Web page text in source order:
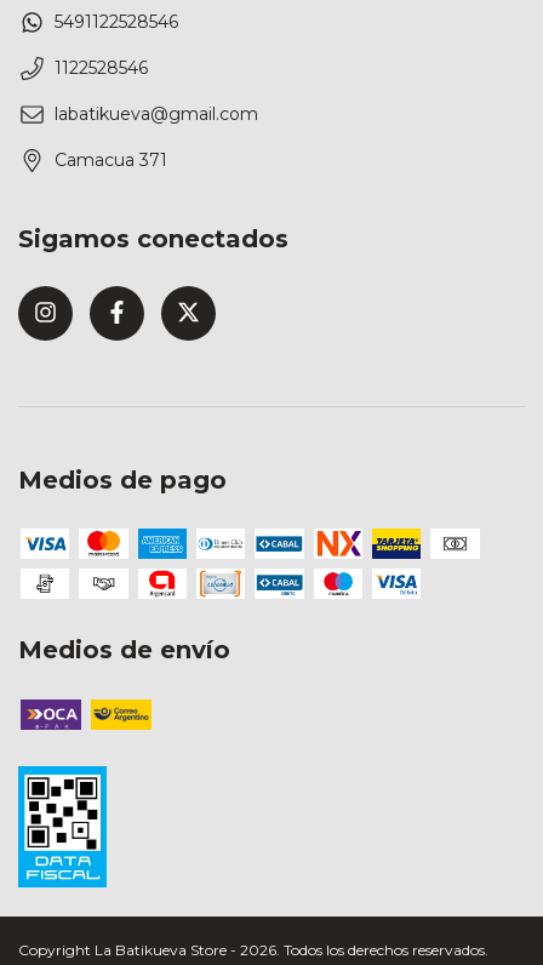
5491122528546
1122528546
labatikueva@gmail.com
Camacua 371
Sigamos conectados
Medios de pago
Medios de envío
Copyright La Batikueva Store - 2026. Todos los derechos reservados.